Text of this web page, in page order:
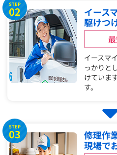
STEP
02
イース
駆けつ
イースマ
っかりと
けていま
す。
STEP
03
修理作
現場で